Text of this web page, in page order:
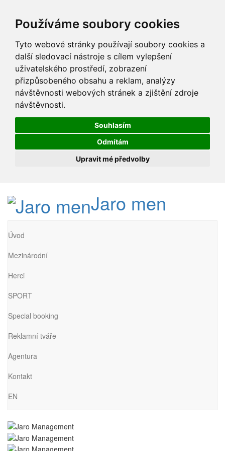
Používáme soubory cookies
Tyto webové stránky používají soubory cookies a
další sledovací nástroje s cílem vylepšení
uživatelského prostředí, zobrazení
přizpůsobeného obsahu a reklam, analýzy
návštěvnosti webových stránek a zjištění zdroje
návštěvnosti.
Souhlasím
Odmítám
Upravit mé předvolby
Jaro men
Úvod
Mezinárodní
Herci
SPORT
Special booking
Reklamní tváře
Agentura
Kontakt
EN